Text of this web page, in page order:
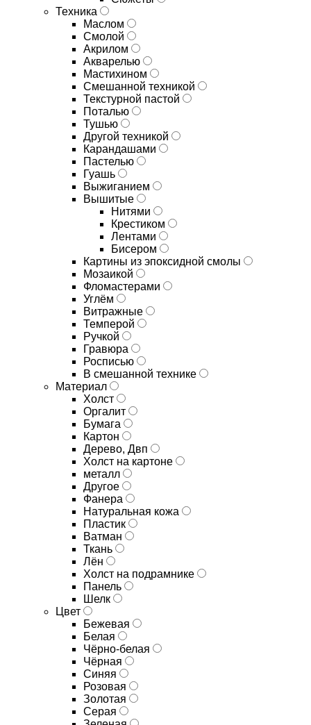
Техника
Маслом
Смолой
Акрилом
Акварелью
Мастихином
Смешанной техникой
Текстурной пастой
Поталью
Тушью
Другой техникой
Карандашами
Пастелью
Гуашь
Выжиганием
Вышитые
Нитями
Крестиком
Лентами
Бисером
Картины из эпоксидной смолы
Мозаикой
Фломастерами
Углём
Витражные
Темперой
Ручкой
Гравюра
Росписью
В смешанной технике
Материал
Холст
Оргалит
Бумага
Картон
Дерево, Двп
Холст на картоне
металл
Другое
Фанера
Натуральная кожа
Пластик
Ватман
Ткань
Лён
Холст на подрамнике
Панель
Шелк
Цвет
Бежевая
Белая
Чёрно-белая
Чёрная
Синяя
Розовая
Золотая
Серая